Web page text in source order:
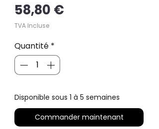
58,80 €
TVA Incluse
Quantité *
Disponible sous 1 à 5 semaines
Commander maintenant